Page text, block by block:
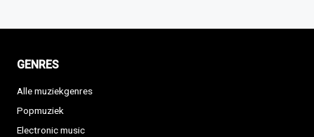
GENRES
Alle muziekgenres
Popmuziek
Electronic music